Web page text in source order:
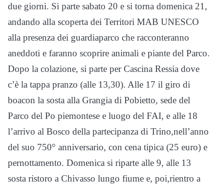
due giorni. Si parte sabato 20 e si torna domenica 21,
andando alla scoperta dei Territori MAB UNESCO
alla presenza dei guardiaparco che racconteranno
aneddoti e faranno scoprire animali e piante del Parco.
Dopo la colazione, si parte per Cascina Ressia dove
c’è la tappa pranzo (alle 13,30). Alle 17 il giro di
boacon la sosta alla Grangia di Pobietto, sede del
Parco del Po piemontese e luogo del FAI, e alle 18
l’arrivo al Bosco della partecipanza di Trino,nell’anno
del suo 750° anniversario, con cena tipica (25 euro) e
pernottamento. Domenica si riparte alle 9, alle 13
sosta ristoro a Chivasso lungo fiume e, poi,rientro a